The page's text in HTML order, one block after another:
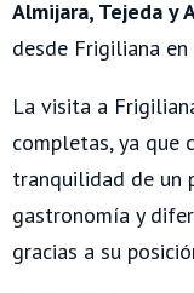
Almijara, Tejeda y
desde Frigiliana
La visita a
completas, ya que
tranquilidad de un
gastronomía y
gracias a su